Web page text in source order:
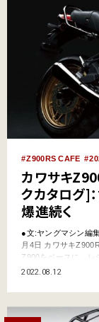
Z900RS CAFE
カワサキ
クカタログ]
爆進続く
●文:ヤングマシン編
月4日 カワサキ
Z900をベースに、レ
専用ホイールで、見
ールス街道を爆進す
2022.08.12